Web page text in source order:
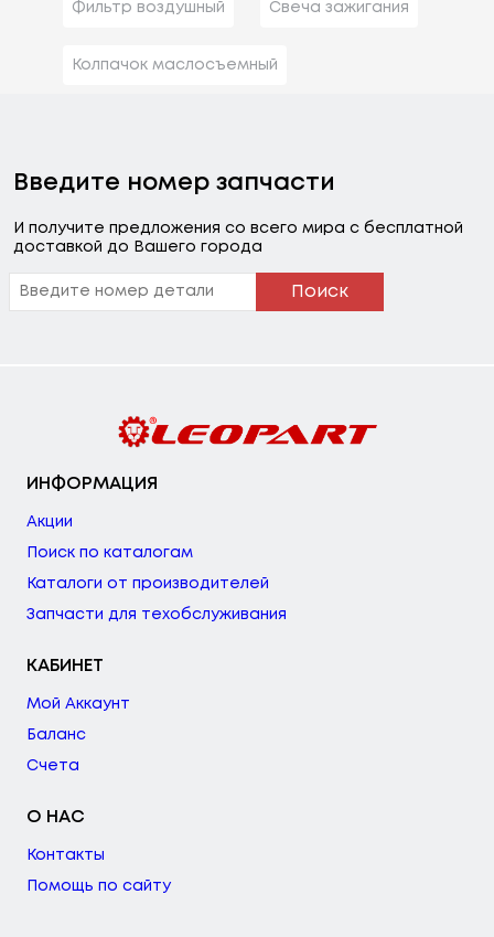
Фильтр воздушный Свеча зажигания
Колпачок маслосъемный
Введите номер запчасти
И получите предложения со всего мира с бесплатной
доставкой до Вашего города
Поиск
ИНФОРМАЦИЯ
Акции
Поиск по каталогам
Каталоги от производителей
Запчасти для техобслуживания
КАБИНЕТ
Мой Аккаунт
Баланс
Счета
О НАС
Контакты
Помощь по сайту